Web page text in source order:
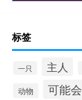
标签
一只 主人
动物 可能会